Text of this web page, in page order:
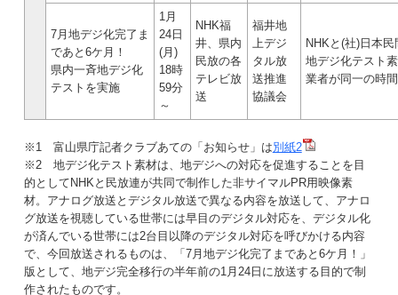
7月地デジ化完了ま
であと6ケ月！
県内一斉地デジ化
テストを実施
1月
24日
(月)
18時
59分
～
NHK福
井、県内
民放の各
テレビ放
送
福井地
上デジ
タル放
送推進
協議会
NHKと(社)日本
地デジ化テスト
業者が同一の時
※1 富山県庁記者クラブあての「お知らせ」は別紙2
※2 地デジ化テスト素材は、地デジへの対応を促進することを目
的としてNHKと民放連が共同で制作した非サイマルPR用映像素
材。アナログ放送とデジタル放送で異なる内容を放送して、アナロ
グ放送を視聴している世帯には早目のデジタル対応を、デジタル化
が済んでいる世帯には2台目以降のデジタル対応を呼びかける内容
で、今回放送されるものは、「7月地デジ化完了まであと6ケ月！」
版として、地デジ完全移行の半年前の1月24日に放送する目的で制
作されたものです。